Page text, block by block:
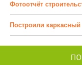
Фотоотчёт
Построили